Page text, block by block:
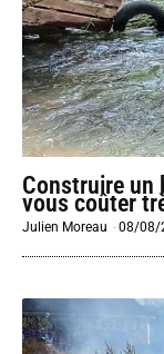
Construire un
vous coûter
Julien Moreau -08/08/